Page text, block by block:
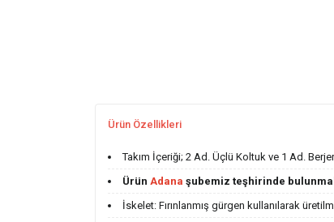
Ürün Özellikleri
Takım İçeriği; 2 Ad. Üçlü Koltuk ve 1 Ad.
Ürün Adana şubemiz teşhirinde
İskelet: Fırınlanmış gürgen kullanılarak